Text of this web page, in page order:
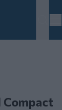
Compact